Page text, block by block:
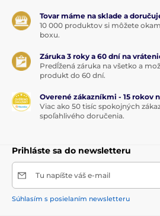
Tovar máme na sklade a
10 000 produktov si môžete
boxu.
Záruka 3 roky a 60 dní na
Predĺžená záruka na všetko a
produkt do 60 dní.
Overené zákazníkmi - 15 rokov
Viac ako 50 tisíc spokojných
spoľahlivého doručenia.
Prihláste sa do newsletteru
Tu napíšte váš e-mail
Súhlasím s posielaním newsletteru